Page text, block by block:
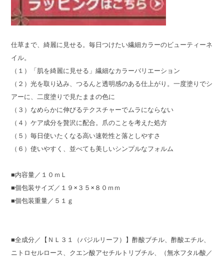
仕草まで、綺麗に見せる。毎日つけたい繊細カラーのビューティーネ
イル。
（１）「肌を綺麗に見せる」繊細なカラーバリエーション
（２）光を取り込み、つるんと透明感のある仕上がり。一度塗りでシ
アーに、二度塗りで見たままの色に
（３）なめらかに伸びるテクスチャーでムラにならない
（４）ケア成分を贅沢に配合。爪のことを考えた処方
（５）毎日使いたくなる高い速乾性と落としやすさ
（６）使いやすく、並べても美しいシンプルなフォルム
■内容量／１０ｍＬ
■個包装サイズ／１９×３５×８０ｍｍ
■個包装重量／５１ｇ
■全成分／【ＮＬ３１（バジルリーフ）】酢酸ブチル、酢酸エチル、
ニトロセルロース、クエン酸アセチルトリブチル、（無水フタル酸／